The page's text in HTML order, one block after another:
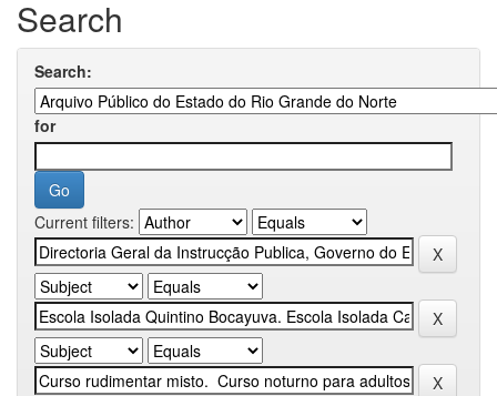
Search
Search:
for
Current filters: